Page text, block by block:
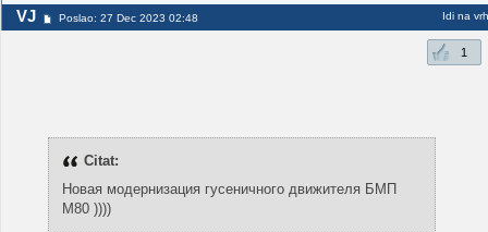
VJ Poslao: 27 Dec 2023 02:48 Idi na vrh
1
Citat:
Новая модернизация гусеничного движителя БМП
М80 ))))